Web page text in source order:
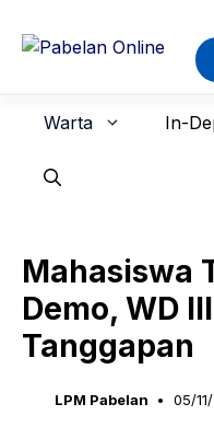
Warta In-
Mahasiswa
Demo, WD
Tanggapan
LPM Pabelan 05/